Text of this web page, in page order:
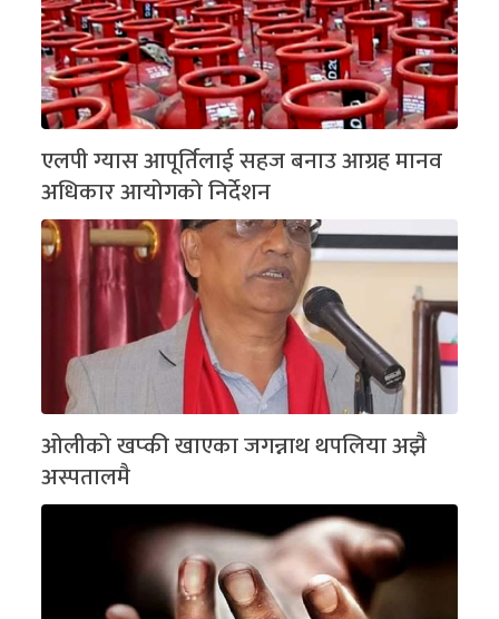
एलपी ग्यास आपूर्तिलाई सहज बनाउ आग्रह मानव
अधिकार आयोगको निर्देशन
ओलीको खप्की खाएका जगन्नाथ थपलिया अझै
अस्पतालमै